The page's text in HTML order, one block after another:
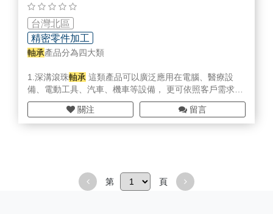
台灣北區
精密零件加工
軸承產品分為四大類
1.深溝滾珠軸承 這類產品可以廣泛應用在電腦、醫療設
備、電動工具、汽車、機車等設備， 更可依照客戶需求，
提供高性能、高品質及低轉矩的精密軸承。
2.V型皮帶滑輪、平面滑輪、皮帶惰輪。 可應用在農業機
械、割草機、電梯等方面。所有滑輪皆採特殊工法精密製
處理，轉動非常滑順。
軸承主要使用在房屋建築類、運輸類；自動
關注 留言
第 頁